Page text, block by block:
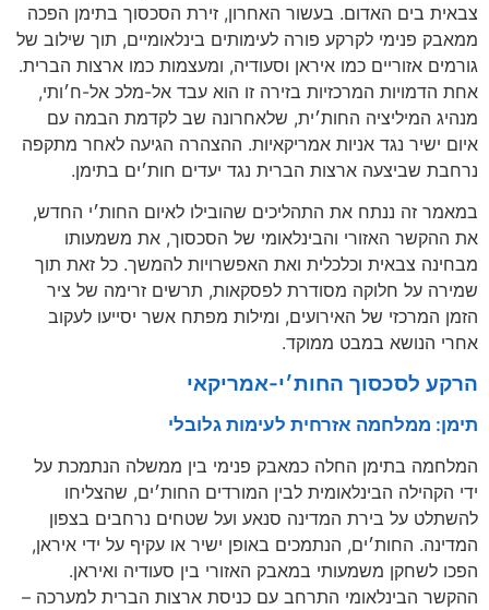
צבאית בים האדום. בעשור האחרון, זירת הסכסוך בתימן הפכה
ממאבק פנימי לקרקע פורה לעימותים בינלאומיים, תוך שילוב של
גורמים אזוריים כמו איראן וסעודיה, ומעצמות כמו ארצות הברית.
אחת הדמויות המרכזיות בזירה זו הוא עבד אל-מלכ אל-ח׳ותי,
מנהיג המיליציה החות׳ית, שלאחרונה שב לקדמת הבמה עם
איום ישיר נגד אניות אמריקאיות. ההצהרה הגיעה לאחר מתקפה
נרחבת שביצעה ארצות הברית נגד יעדים חות׳ים בתימן.
במאמר זה ננתח את התהליכים שהובילו לאיום החות׳י החדש,
את ההקשר האזורי והבינלאומי של הסכסוך, את משמעותו
מבחינה צבאית וכלכלית ואת האפשרויות להמשך. כל זאת תוך
שמירה על חלוקה מסודרת לפסקאות, תרשים זרימה של ציר
הזמן המרכזי של האירועים, ומילות מפתח אשר יסייעו לעקוב
אחרי הנושא במבט ממוקד.
הרקע לסכסוך החות׳י-אמריקאי
תימן: ממלחמה אזרחית לעימות גלובלי
המלחמה בתימן החלה כמאבק פנימי בין ממשלה הנתמכת על
ידי הקהילה הבינלאומית לבין המורדים החות׳ים, שהצליחו
להשתלט על בירת המדינה סנאע ועל שטחים נרחבים בצפון
המדינה. החות׳ים, הנתמכים באופן ישיר או עקיף על ידי איראן,
הפכו לשחקן משמעותי במאבק האזורי בין סעודיה ואיראן.
ההקשר הבינלאומי התרחב עם כניסת ארצות הברית למערכה –